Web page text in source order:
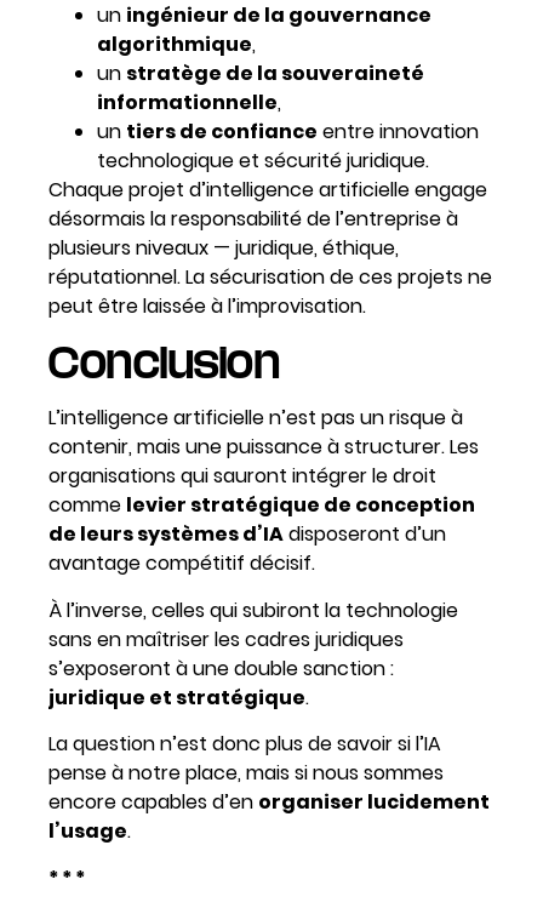
un ingénieur de la gouvernance
algorithmique,
un stratège de la souveraineté
informationnelle,
un tiers de confiance entre innovation
technologique et sécurité juridique.
Chaque projet d’intelligence artificielle engage
désormais la responsabilité de l’entreprise à
plusieurs niveaux — juridique, éthique,
réputationnel. La sécurisation de ces projets ne
peut être laissée à l’improvisation.
Conclusion
L’intelligence artificielle n’est pas un risque à
contenir, mais une puissance à structurer. Les
organisations qui sauront intégrer le droit
comme levier stratégique de conception
de leurs systèmes d’IAdisposeront d’un
avantage compétitif décisif.
À l’inverse, celles qui subiront la technologie
sans en maîtriser les cadres juridiques
s’exposeront à une double sanction :
juridique et stratégique.
La question n’est donc plus de savoir si l’IA
pense à notre place, mais si nous sommes
encore capables d’en organiser lucidement
l’usage.
* * *